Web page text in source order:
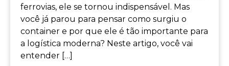
ferrovias, ele se tornou indispensável. Mas
você já parou para pensar como surgiu o
container e por que ele é tão importante para
a logística moderna? Neste artigo, você vai
entender […]